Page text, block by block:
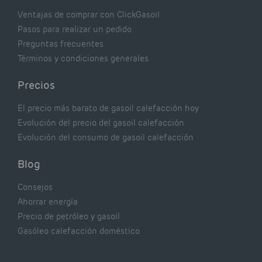
Ventajas de comprar con ClickGasoil
Pasos para realizar un pedido
Preguntas frecuentes
Términos y condiciones generales
Precios
El precio más barato de gasoil calefacción hoy
Evolución del precio del gasoil calefacción
Evolución del consumo de gasoil calefacción
Blog
Consejos
Ahorrar energía
Precio de petróleo y gasoil
Gasóleo calefacción doméstico